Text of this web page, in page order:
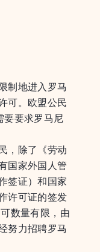
制地进入罗马
可。欧盟公民
要要求罗马尼
，除了《劳动
国家外国人管
签证）和国家
许可证的签发
数量有限，由
努力招聘罗马